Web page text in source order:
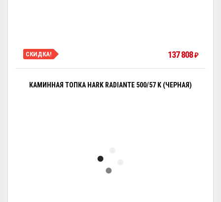
СКИДКА! 137 808 ₽
КАМИННАЯ ТОПКА HARK RADIANTE 500/57 K (ЧЕРНАЯ)